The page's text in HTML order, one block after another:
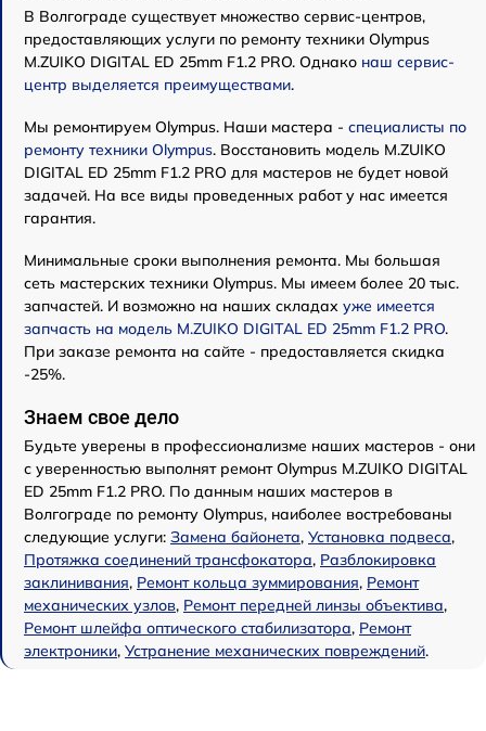
В Волгограде существует множество сервис-центров,
предоставляющих услуги по ремонту техники Olympus
M.ZUIKO DIGITAL ED 25mm F1.2 PRO. Однако наш сервис-
центр выделяется преимуществами.
Мы ремонтируем Olympus. Наши мастера - специалисты по
ремонту техники Olympus. Восстановить модель M.ZUIKO
DIGITAL ED 25mm F1.2 PRO для мастеров не будет новой
задачей. На все виды проведенных работ у нас имеется
гарантия.
Минимальные сроки выполнения ремонта. Мы большая
сеть мастерских техники Olympus. Мы имеем более 20 тыс.
запчастей. И возможно на наших складах уже имеется
запчасть на модель M.ZUIKO DIGITAL ED 25mm F1.2 PRO.
При заказе ремонта на сайте - предоставляется скидка
-25%.
Знаем свое дело
Будьте уверены в профессионализме наших мастеров - они
с уверенностью выполнят ремонт Olympus M.ZUIKO DIGITAL
ED 25mm F1.2 PRO. По данным наших мастеров в
Волгограде по ремонту Olympus, наиболее востребованы
следующие услуги: Замена байонета, Установка подвеса,
Протяжка соединений трансфокатора, Разблокировка
заклинивания, Ремонт кольца зуммирования, Ремонт
механических узлов, Ремонт передней линзы объектива,
Ремонт шлейфа оптического стабилизатора, Ремонт
электроники, Устранение механических повреждений.